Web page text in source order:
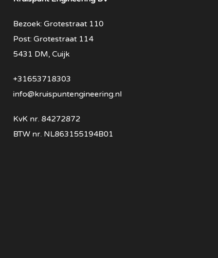
Bezoek: Grotestraat 110
Post: Grotestraat 114
5431 DM, Cuijk
+31653718303
info@kruispuntengineering.nl
KvK nr. 84272872
BTW nr. NL863155194B01